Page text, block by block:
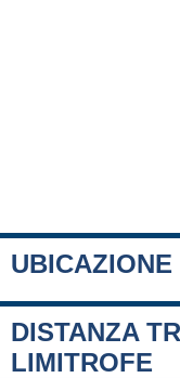
+
−
DISTANZA
LIMITROFE